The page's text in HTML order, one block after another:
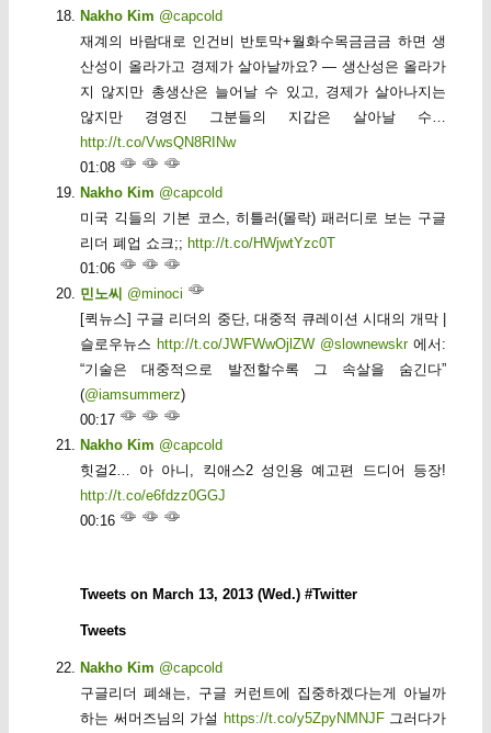
Nakho Kim @capcold
재계의 바람대로 인건비 반토막+월화수목금금금 하면 생
산성이 올라가고 경제가 살아날까요? — 생산성은 올라가
지 않지만 총생산은 늘어날 수 있고, 경제가 살아나지는
않지만 경영진 그분들의 지갑은 살아날 수…
http://t.co/VwsQN8RINw
01:08
Nakho Kim @capcold
미국 긱들의 기본 코스, 히틀러(몰락) 패러디로 보는 구글
리더 폐업 쇼크;;http://t.co/HWjwtYzc0T
01:06
민노씨 @minoci
[퀵뉴스] 구글 리더의 중단, 대중적 큐레이션 시대의 개막 |
슬로우뉴스http://t.co/JWFWwOjlZW @slownewskr에서:
“기술은 대중적으로 발전할수록 그 속살을 숨긴다”
(@iamsummerz)
00:17
Nakho Kim @capcold
힛걸2… 아 아니, 킥애스2 성인용 예고편 드디어 등장!
http://t.co/e6fdzz0GGJ
00:16
Tweets on March 13, 2013 (Wed.) #Twitter
Tweets
Nakho Kim @capcold
구글리더 폐쇄는, 구글 커런트에 집중하겠다는게 아닐까
하는 써머즈님의 가설 https://t.co/y5ZpyNMNJF그러다가